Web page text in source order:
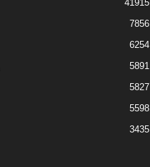
41915
7856
6254
5891
5827
5598
3435